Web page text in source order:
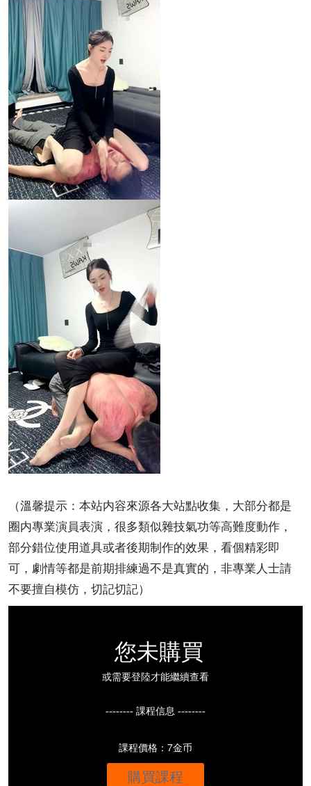
（溫馨提示：本站内容來源各大站點收集，大部分都是
圈内專業演員表演，很多類似雜技氣功等高難度動作，
部分錯位使用道具或者後期制作的效果，看個精彩即
可，劇情等都是前期排練過不是真實的，非專業人士請
不要擅自模仿，切記切記）
您未購買
或需要登陸才能繼續查看
-------- 課程信息 --------
課程價格：7金币
購買課程